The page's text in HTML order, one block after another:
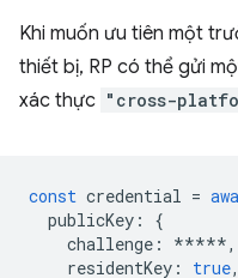
Khi muốn ưu tiên một
thiết bị, RP có thể gửi
xác thực "cross-
const credential =
publicKey :
{
challenge : *****,
residentKey : true,